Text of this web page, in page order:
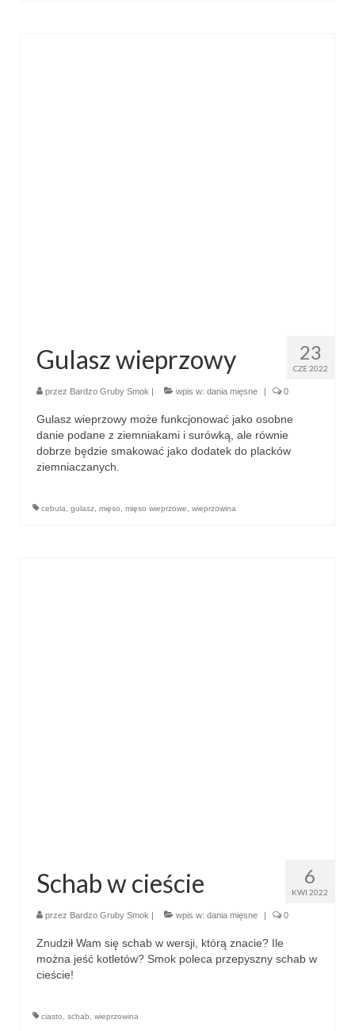
23
CZE 2022
Gulasz wieprzowy
przez Bardzo Gruby Smok | wpis w: dania mięsne | 0
Gulasz wieprzowy może funkcjonować jako osobne
danie podane z ziemniakami i surówką, ale równie
dobrze będzie smakować jako dodatek do placków
ziemniaczanych.
cebula gulasz mięso mięso wieprzowe wieprzowina
6
KWI 2022
Schab w cieście
przez Bardzo Gruby Smok | wpis w: dania mięsne | 0
Znudził Wam się schab w wersji, którą znacie? Ile
można jeść kotletów? Smok poleca przepyszny schab w
cieście!
ciasto schab wieprzowina